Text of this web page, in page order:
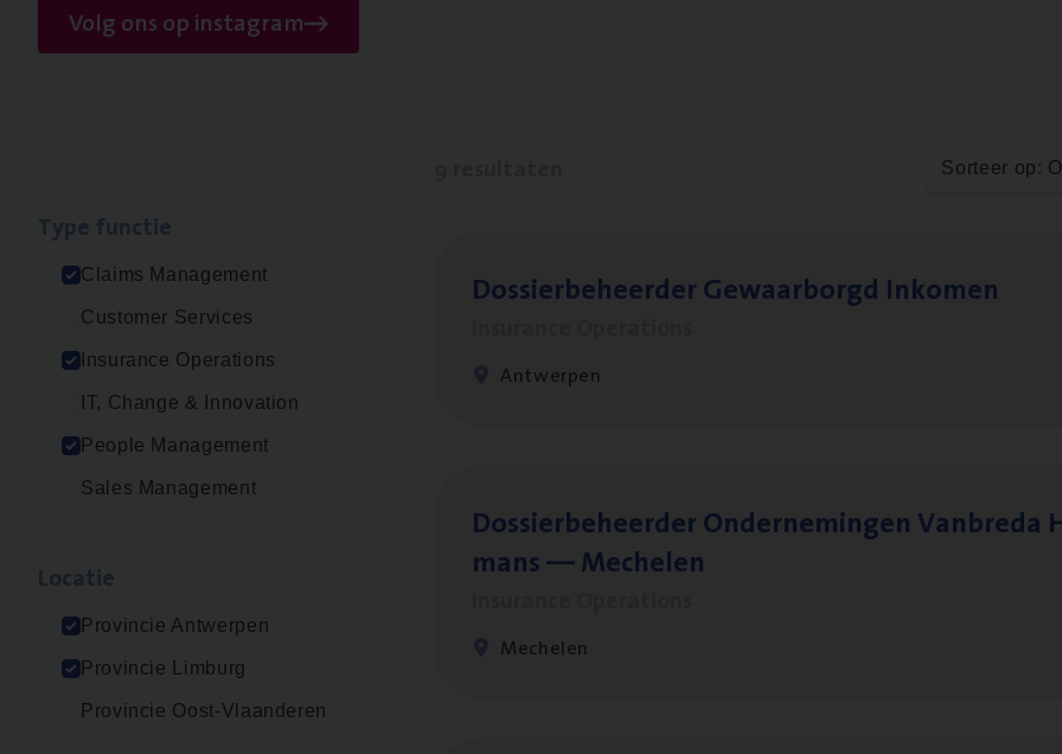
Volg ons op instagram
Claims Management
Customer Services
Insurance Operations
IT, Change & Innovation
People Management
Sales Management
Provincie Antwerpen
Provincie Limburg
Provincie Oost-Vlaanderen
Sorteer op:
Dos­sier­be­heer­der Gewaar­borgd Inkomen
Antwerpen
Dos­sier­be­heer­der Onder­ne­min­gen Van­b­re­da
mans — Mechelen
Mechelen